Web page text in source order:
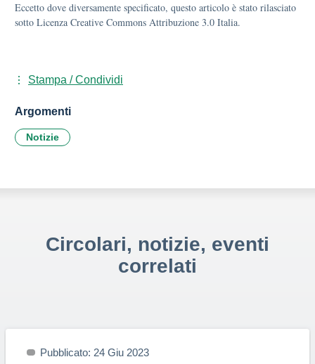
Eccetto dove diversamente specificato, questo articolo è stato rilasciato
sotto Licenza Creative Commons Attribuzione 3.0 Italia.
Stampa / Condividi
Argomenti
Notizie
Circolari, notizie, eventi
correlati
Pubblicato: 24 Giu 2023